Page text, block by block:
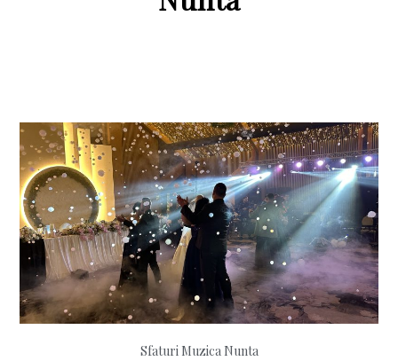
Sfaturi Muzica Nunta